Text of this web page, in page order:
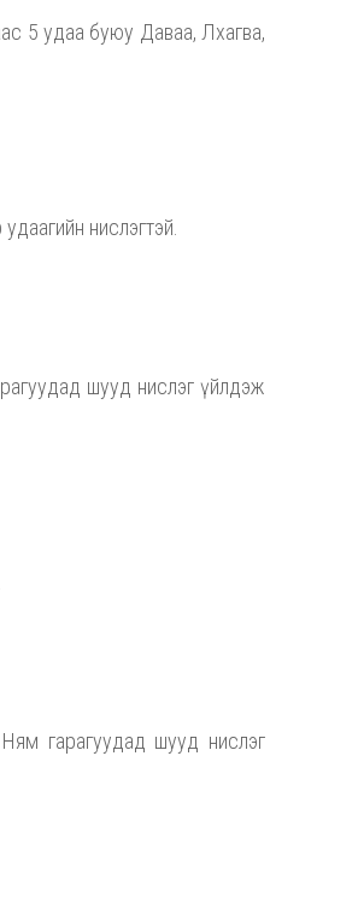
5 удаа буюу Даваа, Лхагва,
нислэгтэй.
шууд нислэг үйлдэж
гарагуудад шууд нислэг